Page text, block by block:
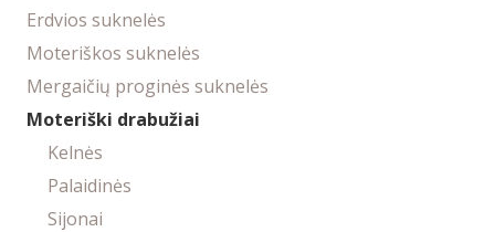
Erdvios suknelės
Moteriškos suknelės
Mergaičių proginės suknelės
Moteriški drabužiai
Kelnės
Palaidinės
Sijonai